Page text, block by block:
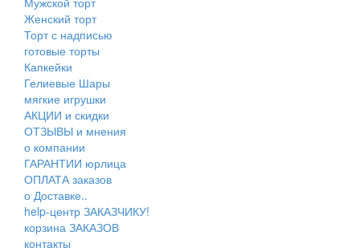
Женский торт
Торт с надписью
готовые торты
Капкейки
Гелиевые Шары
мягкие игрушки
АКЦИИ и скидки
ОТЗЫВЫ и мнения
о компании
ГАРАНТИИ юрлица
ОПЛАТА заказов
о Доставке..
help-центр ЗАКАЗЧИКУ!
корзина ЗАКАЗОВ
контакты